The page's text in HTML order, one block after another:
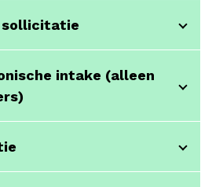
sollicitatie
intake (alleen